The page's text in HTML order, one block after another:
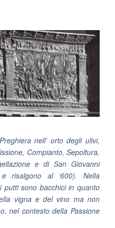
nell’ orto degli ulivi,
Compianto, Sepoltura,
e di San Giovanni
risalgono al ‘600). Nella
putti sono bacchici in quanto
vigna e del vino ma non
nel contesto della Passione